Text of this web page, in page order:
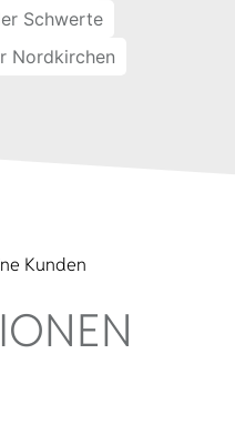
Schwerte
Nordkirchen
Kunden